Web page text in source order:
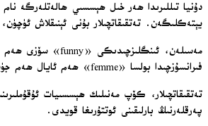
دۇنيا تىللىرىدا ھەر خىل ھېسسىي ھالەتلەرگە
يېتەكلىگەن. تەتقىقاتچىلار بۇنى ئېنىقلاش
فىرانسۇزچىدا بولسا «femme» ھەم ئايال ھەم جۈپ دېگەن مەنىنى ئىپادىلەيدۇ.
تەتقىقاتچىلار، كۆپ مەنىلىك ھېسسىيات
پەرقلەرنىڭ بارلىقىنى ئوتتۇرىغا قويدى.